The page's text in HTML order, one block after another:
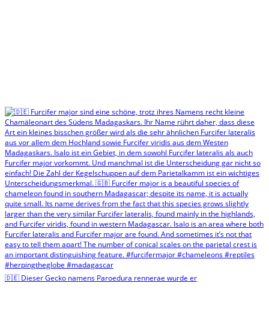
🇩🇪 Dieser Gecko namens Paroedura rennerae wurde er